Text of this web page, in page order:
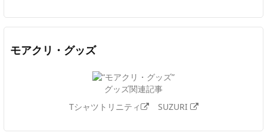
モアクリ・グッズ
グッズ関連記事
Tシャツトリニティ
SUZURI